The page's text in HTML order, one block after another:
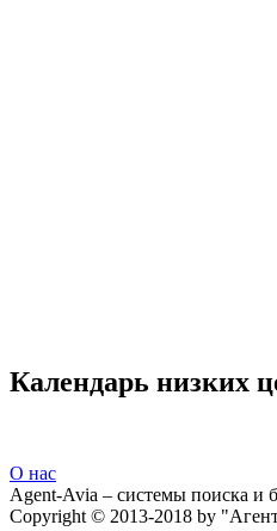
Календарь низких
О нас
Agent-Avia – системы поиска и
Copyright © 2013-2018 by